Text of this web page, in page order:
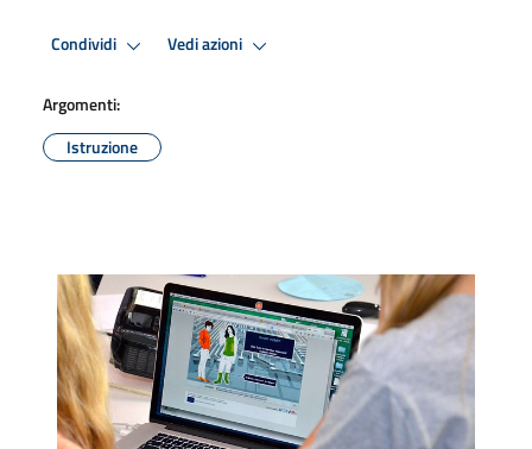
Condividi Vedi azioni
Argomenti:
Istruzione